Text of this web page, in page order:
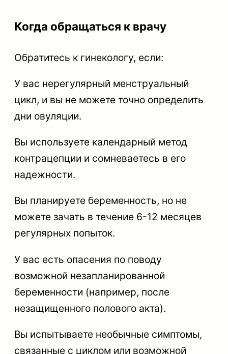
Когда обращаться к врачу
Обратитесь к гинекологу, если:
У вас нерегулярный менструальный
цикл, и вы не можете точно определить
дни овуляции.
Вы используете календарный метод
контрацепции и сомневаетесь в его
надежности.
Вы планируете беременность, но не
можете зачать в течение 6-12 месяцев
регулярных попыток.
У вас есть опасения по поводу
возможной незапланированной
беременности (например, после
незащищенного полового акта).
Вы испытываете необычные симптомы,
связанные с циклом или возможной